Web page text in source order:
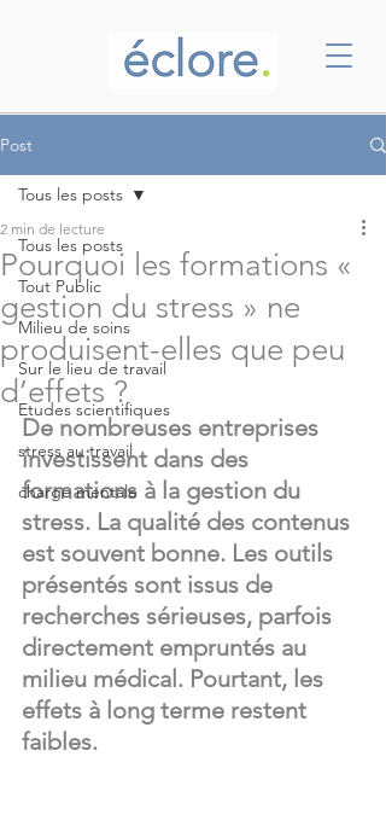
Post
Tous les posts
Tout Public
Milieu de soins
Sur le lieu de travail
Etudes scientifiques
stress au travail
charge mentale
Tous les posts
Pourquoi les formations «
gestion du stress » ne
produisent-elles que peu
d’effets ?
2 min de lecture
De nombreuses entreprises
investissent dans des
formations à la gestion du
stress. La qualité des contenus
est souvent bonne. Les outils
présentés sont issus de
recherches sérieuses, parfois
directement empruntés au
milieu médical. Pourtant, les
effets à long terme restent
faibles.